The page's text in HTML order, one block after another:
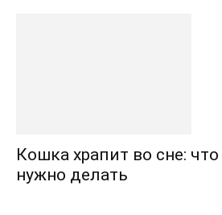
Кошка храпит во сне:
нужно делать